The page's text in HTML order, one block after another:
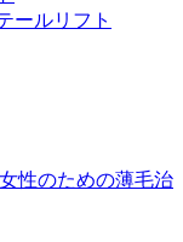
ールリフト
性のための薄毛治